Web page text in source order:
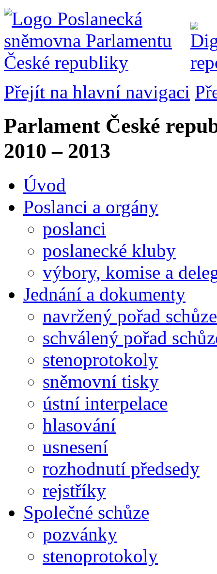
Přejít na hlavní navigaci
Parlament České
2010 – 2013
Úvod
Poslanci a orgány
poslanci
poslanecké kluby
výbory, komise a
Jednání a dokumenty
navržený pořad schůze
schválený pořad
stenoprotokoly
sněmovní tisky
ústní interpelace
hlasování
usnesení
rozhodnutí předsedy
rejstříky
Společné schůze
pozvánky
stenoprotokoly